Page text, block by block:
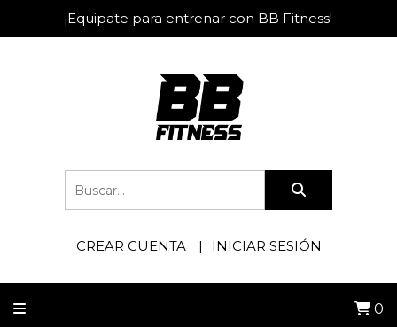
¡Equipate para entrenar con BB Fitness!
CREAR CUENTA INICIAR SESIÓN
0